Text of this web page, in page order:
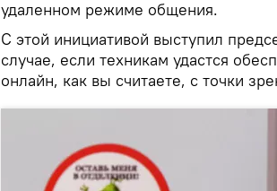
удаленном режиме общения.
C этой инициативой выступил
случае, если техникам удастся
онлайн, как вы считаете, с точки